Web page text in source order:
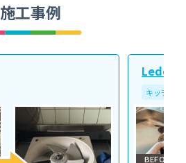
施工事例
Ledope
キッチン清
BEFORE